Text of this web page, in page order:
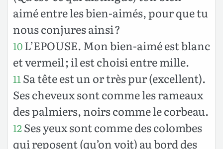
aimé entre les bien-aimés, pour que tu
nous conjures ainsi ?
10L’EPOUSE. Mon bien-aimé est blanc
et vermeil ; il est choisi entre mille.
11 Sa tête est un or très pur (excellent).
Ses cheveux sont comme les rameaux
des palmiers, noirs comme le corbeau.
12Ses yeux sont comme des colombes
qui reposent (qu’on voit) au bord des